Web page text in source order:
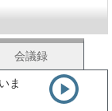
会議録
ま